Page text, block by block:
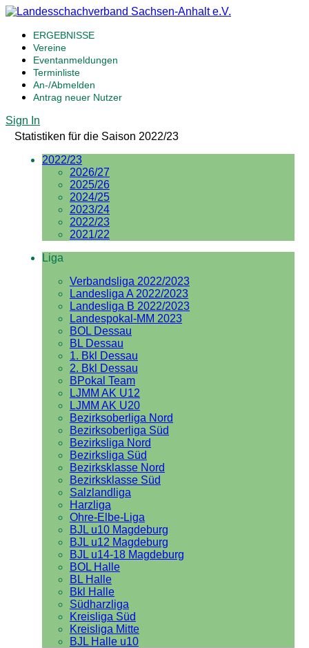
ERGEBNISSE
Vereine
Eventanmeldungen
Terminliste
An-/Abmelden
Antrag neuer Nutzer
Sign In
Statistiken für die Saison 2022/23
2022/23
2026/27
2025/26
2024/25
2023/24
2022/23
2021/22
Liga
Verbandsliga 2022/2023
Landesliga A 2022/2023
Landesliga B 2022/2023
Landespokal-MM 2023
BOL Dessau
BL Dessau
1. Bkl Dessau
2. Bkl Dessau
BPokal Team
LJMM AK U12
LJMM AK U20
Bezirksoberliga Nord
Bezirksoberliga Süd
Bezirksliga Nord
Bezirksliga Süd
Bezirksklasse Nord
Bezirksklasse Süd
Salzlandliga
Harzliga
Ohre-Elbe-Liga
BJL u10 Magdeburg
BJL u12 Magdeburg
BJL u14-18 Magdeburg
BOL Halle
BL Halle
Bkl Halle
Südharzliga
Kreisliga Süd
Kreisliga Mitte
BJL Halle u10